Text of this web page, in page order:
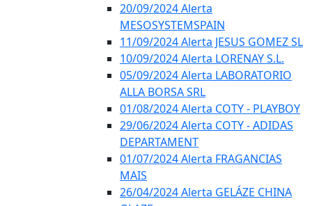
20/09/2024 Alerta
MESOSYSTEMSPAIN
11/09/2024 Alerta JESUS GOMEZ SL
10/09/2024 Alerta LORENAY S.L.
05/09/2024 Alerta LABORATORIO
ALLA BORSA SRL
01/08/2024 Alerta COTY - PLAYBOY
29/06/2024 Alerta COTY - ADIDAS
DEPARTAMENT
01/07/2024 Alerta FRAGANCIAS
MAIS
26/04/2024 Alerta GELÁZE CHINA